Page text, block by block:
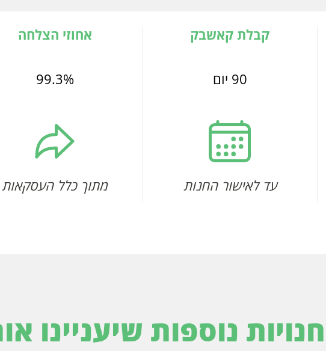
קבלת קאשבק
90 יום
עד לאישור החנות
אחוזי הצלחה
99.3%
מתוך כלל העסקאות
חנויות נוספות שיעניינו